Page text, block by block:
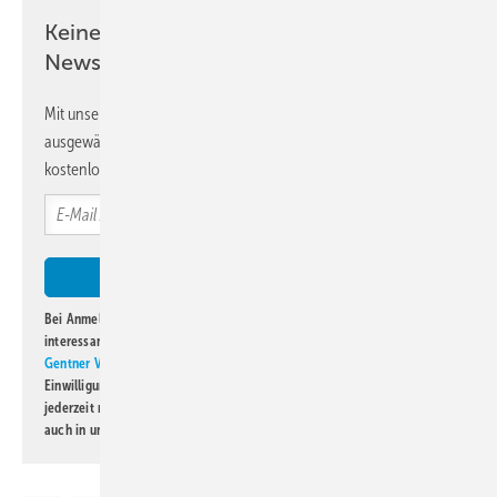
Keine Zeit? Kein Problem mit dem KK
Newsletter!
Mit unserem Newsletter erhalten Sie regelmäßig von uns
ausgewählte Informationen und Neuigkeiten, gebündelt und
kostenlos direkt ins Postfach.
Bei Anmeldung zu diesem Newsletter bin ich damit einverstanden, über
interessante Verlags- und Online-Angebote
Gentner Verlag GmbH & Co. KG
Einwilligung kann ich jederzeit widerrufen und eine Abmeldung ist
jederzeit möglich. Informationen zum Umgang mit Daten finden Sie
auch in unserer